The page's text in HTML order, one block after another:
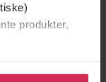
produkter,
til å